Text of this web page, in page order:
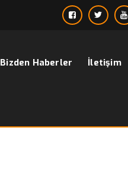
Bizden Haberler İletişim